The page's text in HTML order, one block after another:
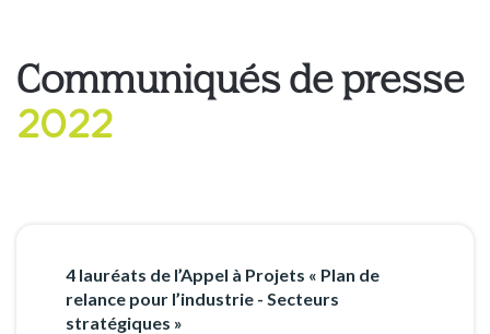
Communiqués de presse
2022
4 lauréats de l’Appel à Projets « Plan de
relance pour l’industrie - Secteurs
stratégiques »